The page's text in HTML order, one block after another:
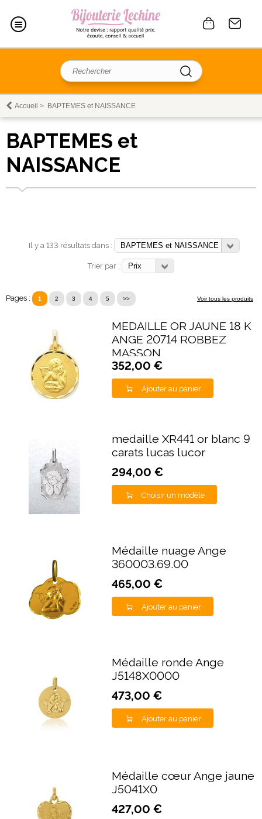
Accueil > BAPTEMES et NAISSANCE
BAPTEMES et
NAISSANCE
Il y a 133 résultats dans :
Trier par :
Pages : 1 2 3 4 5 >> Voir tous les produits
MEDAILLE OR JAUNE 18 K
ANGE 20714 ROBBEZ
MASSON
352,00 €
Ajouter au panier
medaille XR441 or blanc 9
carats lucas lucor
294,00 €
Choisir un modèle
Médaille nuage Ange
360003.69.00
465,00 €
Ajouter au panier
Médaille ronde Ange
J5148X0000
473,00 €
Ajouter au panier
Médaille cœur Ange jaune
J5041X0
427,00 €